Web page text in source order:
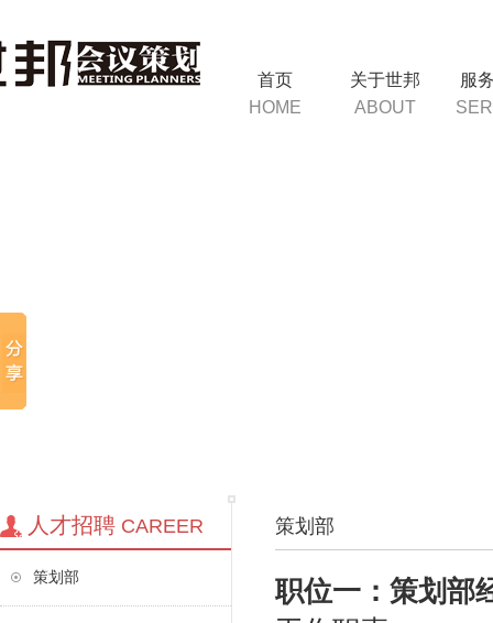
首页
HOME
关于世邦
ABOUT
服
人才招聘 CAREER
策划部
策划部
职位一： 策划部